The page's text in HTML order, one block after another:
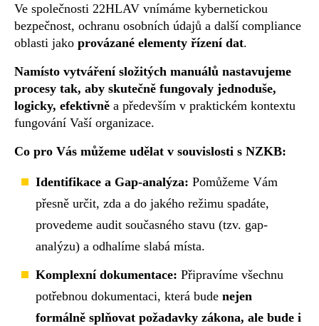
Ve společnosti 22HLAV vnímáme kybernetickou
bezpečnost, ochranu osobních údajů a další compliance
oblasti jako provázané elementy řízení dat.
Namísto vytváření složitých manuálů nastavujeme
procesy tak, aby skutečně fungovaly jednoduše,
logicky, efektivně a především v praktickém kontextu
fungování Vaší organizace.
Co pro Vás můžeme udělat v souvislosti s NZKB:
Identifikace a Gap-analýza: Pomůžeme Vám
přesně určit, zda a do jakého režimu spadáte,
provedeme audit současného stavu (tzv. gap-
analýzu) a odhalíme slabá místa.
Komplexní dokumentace: Připravíme všechnu
potřebnou dokumentaci, která bude nejen
formálně splňovat požadavky zákona, ale bude i